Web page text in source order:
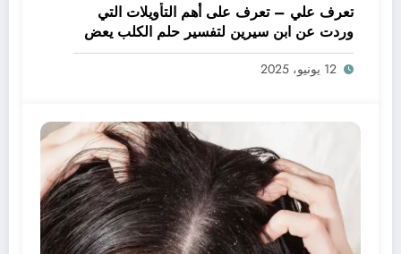
تعرف علي – تعرف على أهم التأويلات التي
وردت عن ابن سيرين لتفسير حلم الكلب يعض
يدي – بالتفصيل
12 يونيو، 2025